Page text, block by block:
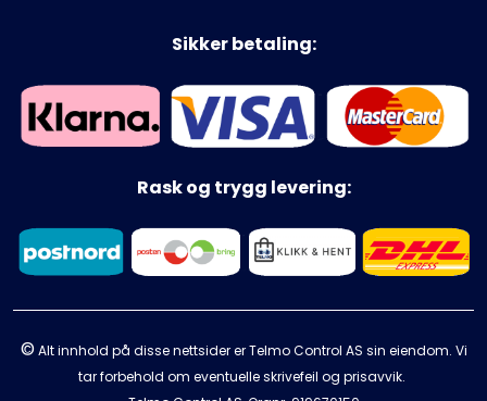
Sikker betaling:
Rask og trygg levering:
© Alt innhold på disse nettsider er Telmo Control AS sin eiendom. Vi
tar forbehold om eventuelle skrivefeil og prisavvik.